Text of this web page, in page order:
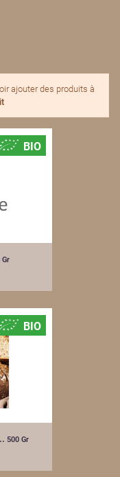
ajouter des produits à
Gr
BIO
500 Gr
BIO